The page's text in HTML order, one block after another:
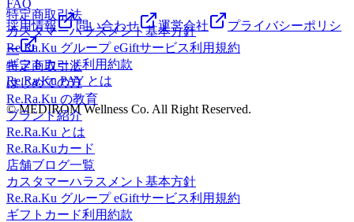
「御成門駅」A5出口よりすぐマッサージより気持ちいい!!リ
ラクのボディケアをぜひご体験ください【御成門/新橋/マッ
サージ/肩甲骨】━━━━━━━━━━━━━━━ーーーー
ーーーーーーーーーーーーーーーーーーーー＼リラクゼーシ
ョンスタッフ募集中/リラクゼーションセラピストとして、
お客様の『癒されたい』『元気になりたい』『健康になりた
い』などの要望を施術を通じてサポートするお仕事です♪各
店舗にて募集中(^O^)!皆さんのご応募をお待ちしておりま
す!https://seranabi.jp/job/40f82633ーーーーーーーーーーーーー
ーーーーーーーーーーー
特定商取引法
カスタマーハラスメント基本方針
Re.Ra.Ku グループ eGiftサービス利用規約
ギフトカード利用約款
Re.Ra.Ku PAY とは
© MEDIROM Wellness Co. All Right Reserved.
FAQ
採用情報
問い合わせ 運営会社
プライバシーポリシ
ー
特定商取引法
はじめての方
Re.Ra.Ku の教育
ブランド紹介
Re.Ra.Ku とは
Re.Ra.Kuカード
店舗ブログ一覧
カスタマーハラスメント基本方針
Re.Ra.Ku グループ eGiftサービス利用規約
ギフトカード利用約款